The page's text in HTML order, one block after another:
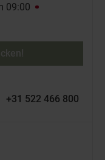
09:00
+31 522 466 800